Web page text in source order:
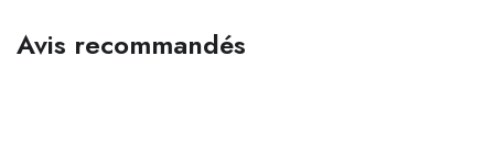
Avis recommandés